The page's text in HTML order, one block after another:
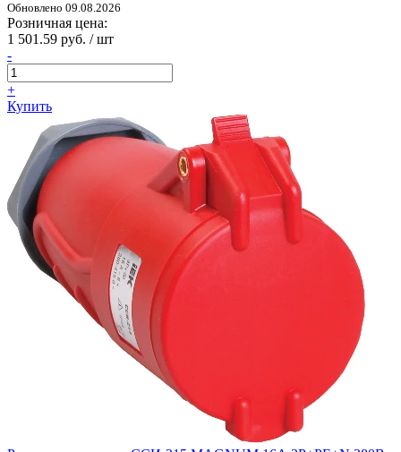
Обновлено 09.08.2026
Розничная цена:
1 501.59 руб. / шт
-
+
Купить